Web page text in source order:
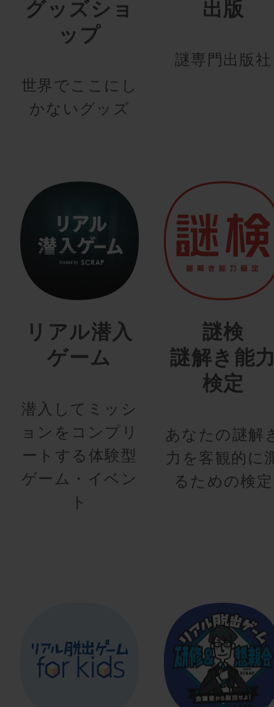
グッズショ
ップ
世界でここにし
かないグッズ
出版
謎専門出版社
リアル潜入
ゲーム
潜入してミッシ
ョンをコンプリ
ートする体験型
ゲーム・イベン
ト
謎検
謎解き能
検定
あなたの謎解
力を客観的に
るための検定